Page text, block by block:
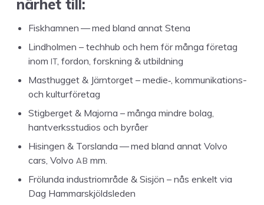
närhet till:
Fiskham­nen — med bland annat Stena
Lind­hol­men – tech­hub och hem för mån­ga före­tag
inom IT, for­don, forskn­ing& utbildning
Mas­thugget & Järn­tor­get – medie‑, kom­mu­nika­tions-
och kulturföretag
Stig­ber­get & Major­na – mån­ga min­dre bolag,
hantverksstu­dios och byråer
Hisin­gen & Tors­lan­da — med bland annat Vol­vo
cars, Vol­vo AB mm.
Frölun­da indus­tri­om­råde & Sisjön – nås enkelt via
Dag Hammarskjöldsleden